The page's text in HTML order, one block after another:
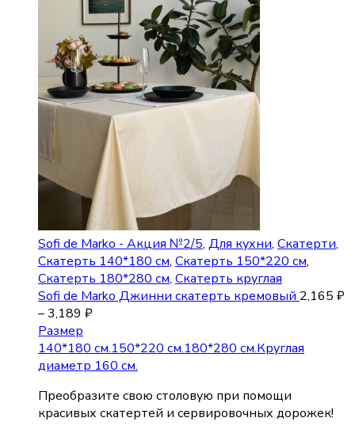
Sofi de Marko - Акция №2/5, Для кухни, Скатерти,
Скатерть 140*180 см, Скатерть 150*220 см,
Скатерть 180*280 см, Скатерть круглая
Sofi de Marko Джинни скатерть кремовый 2,165 ₽
–3,189 ₽
Размер
140*180 см.150*220 см.180*280 см.Круглая
диаметр 160 см.
Преобразите свою столовую при помощи
красивых скатертей и сервировочных дорожек!